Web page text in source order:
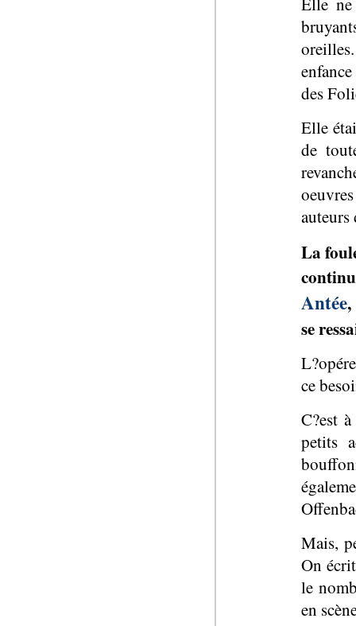
des
Elle
de
auteurs
La
Antée,
se
ce
C?est
petits
Mais,
On
le
en